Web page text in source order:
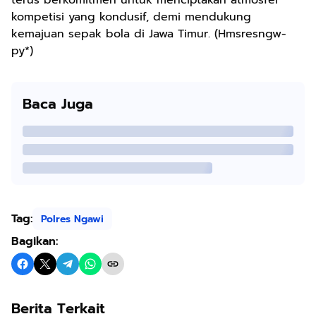
kompetisi yang kondusif, demi mendukung
kemajuan sepak bola di Jawa Timur. (Hmsresngw-
py*)
Baca Juga
Tag: Polres Ngawi
Bagikan:
Berita Terkait